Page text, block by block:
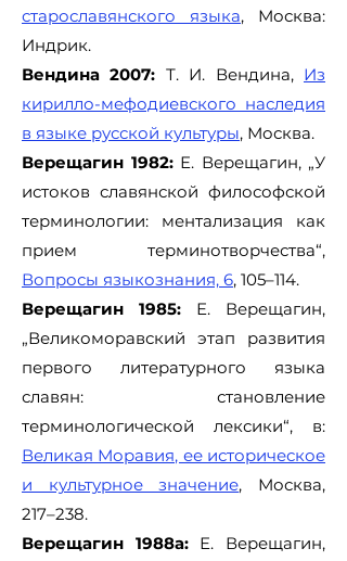
старославянского языка, Москва:
Индрик.
Вендина 2007: Т. И. Вендина, Из
кирилло-мефодиевского наследия
в языке русской культуры, Москва.
Верещагин 1982:Е. Верещагин, „У
истоков славянской философской
терминологии: ментализация как
прием терминотворчества“,
Вопросы языкознания, 6, 105–114.
Верещагин 1985: Е. Верещагин,
„Великоморавский этап развития
первого литературного языка
славян: становление
терминологической лексики“, в:
Великая Моравия, ее историческое
и культурное значение, Москва,
217–238.
Верещагин 1988а:Е. Верещагин,